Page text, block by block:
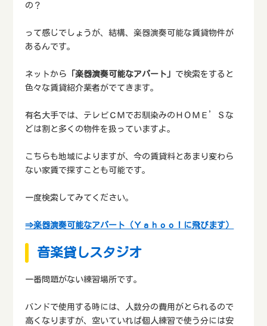
の？
って感じでしょうが、結構、楽器演奏可能な賃貸物件が
あるんです。
ネットから 「楽器演奏可能なアパート」 で検索をすると
色々な賃貸紹介業者がでてきます。
有名大手では、テレビＣＭでお馴染みのＨＯＭＥ’Ｓな
どは割と多くの物件を扱っていますよ。
こちらも地域によりますが、今の賃貸料とあまり変わら
ない家賃で探すことも可能です。
一度検索してみてください。
⇒楽器演奏可能なアパート（Ｙａｈｏｏ！に飛びます）
音楽貸しスタジオ
一番問題がない練習場所です。
バンドで使用する時には、人数分の費用がとられるので
高くなりますが、空いていれば個人練習で使う分には安